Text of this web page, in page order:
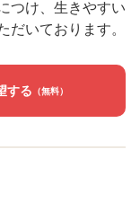
つけ、生きやすい
いております。
する （無料）